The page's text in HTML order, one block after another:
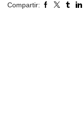
Compartir: